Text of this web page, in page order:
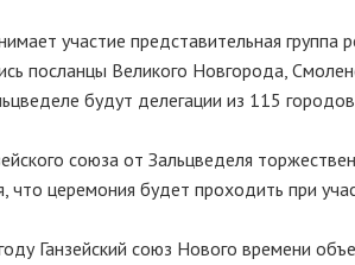
участие представительная
посланцы Великого Новгорода,
будут делегации из 115
союза от Зальцведеля
церемония будет проходить при
Ганзейский союз Нового времени